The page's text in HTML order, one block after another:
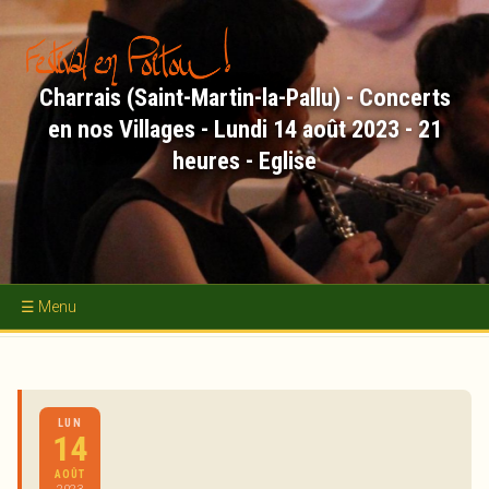
Aller
au
contenu
principal
Concerts
Académie d'Été
Nous soutenir
Charrais (Saint-Martin-la-Pallu) - Concerts
en nos Villages - Lundi 14 août 2023 - 21
heures - Eglise
LUN
14
AOÛT